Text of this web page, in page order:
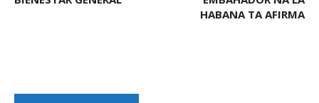
HABANA TA AFIRMA